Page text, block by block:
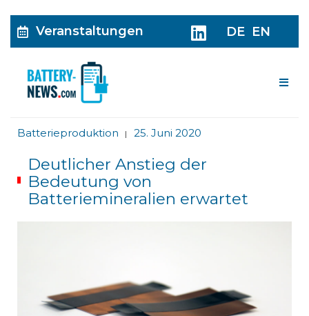
Veranstaltungen DE EN
Batterieproduktion | 25. Juni 2020
Deutlicher Anstieg der
Bedeutung von
Batteriemineralien erwartet